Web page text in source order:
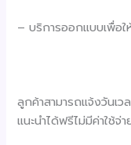
– บริการออกแบบเพื่อใ
ลูกค้าสามารถแจ้งวันเว
แนะนำได้ฟรีไม่มีค่าใช้จ่า